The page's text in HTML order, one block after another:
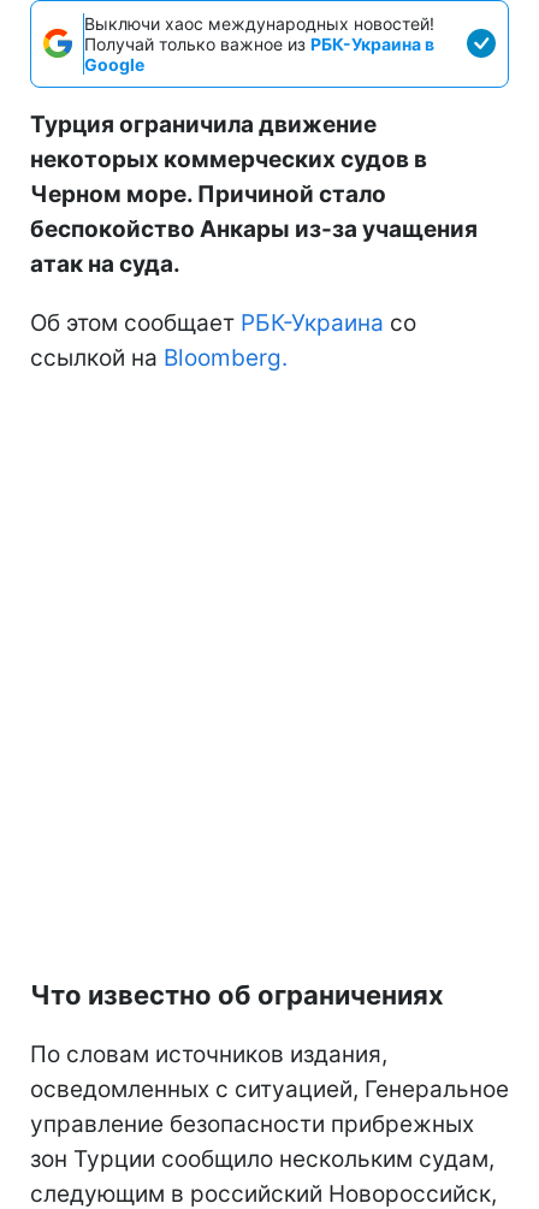
Выключи хаос международных новостей!
Получай только важное из РБК-Украина в
Google
Турция ограничила движение
некоторых коммерческих судов в
Черном море. Причиной стало
беспокойство Анкары из-за учащения
атак на суда.
Об этом сообщает РБК-Украина со
ссылкой на Bloomberg.
Что известно об ограничениях
По словам источников издания,
осведомленных с ситуацией, Генеральное
управление безопасности прибрежных
зон Турции сообщило нескольким судам,
следующим в российский Новороссийск,